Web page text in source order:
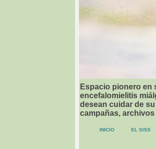
Espacio pionero en
encefalomielitis
desean cuidar de
campañas,
INICIO EL SISS